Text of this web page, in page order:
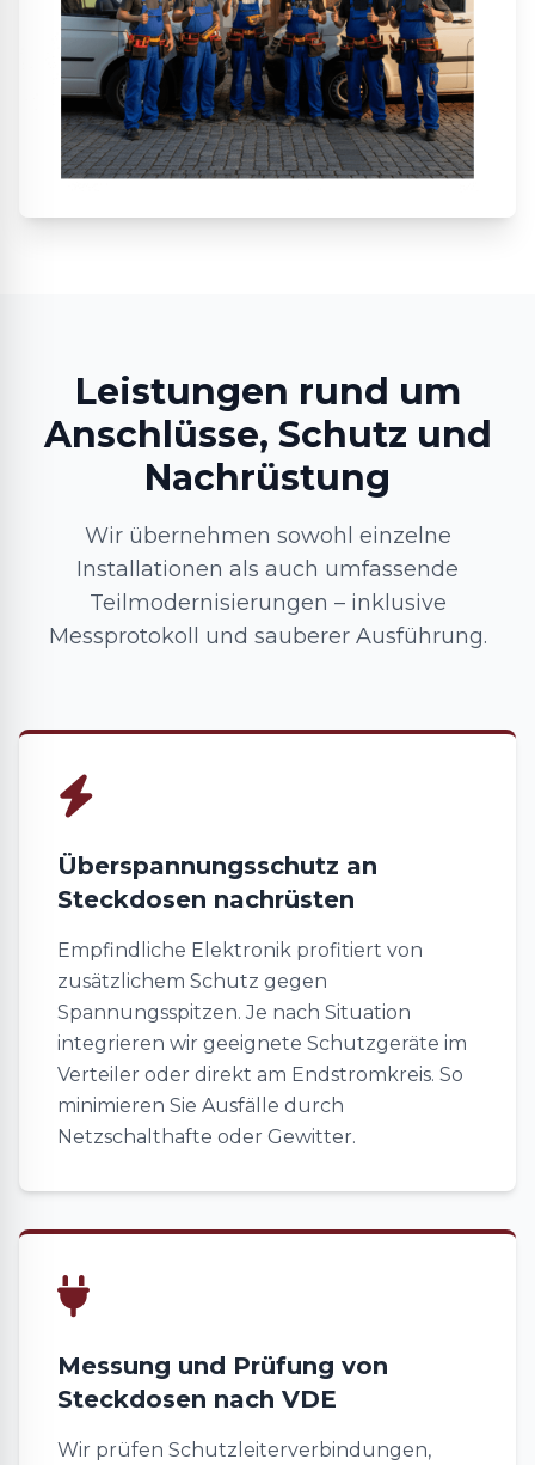
Leistungen rund um
Anschlüsse, Schutz und
Nachrüstung
Wir übernehmen sowohl einzelne
Installationen als auch umfassende
Teilmodernisierungen – inklusive
Messprotokoll und sauberer Ausführung.
Überspannungsschutz an
Steckdosen nachrüsten
Empfindliche Elektronik profitiert von
zusätzlichem Schutz gegen
Spannungsspitzen. Je nach Situation
integrieren wir geeignete Schutzgeräte im
Verteiler oder direkt am Endstromkreis. So
minimieren Sie Ausfälle durch
Netzschalthafte oder Gewitter.
Messung und Prüfung von
Steckdosen nach VDE
Wir prüfen Schutzleiterverbindungen,